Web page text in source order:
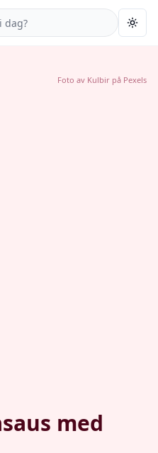
med
Foto av Kulbir på Pexels